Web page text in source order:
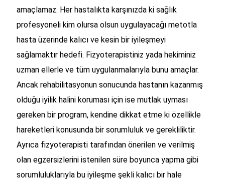
amaçlamaz. Her hastalıkta karşınızda ki sağlık
profesyoneli kim olursa olsun uygulayacağı metotla
hasta üzerinde kalıcı ve kesin bir iyileşmeyi
sağlamaktır hedefi. Fizyoterapistiniz yada hekiminiz
uzman ellerle ve tüm uygulanmalarıyla bunu amaçlar.
Ancak rehabilitasyonun sonucunda hastanın kazanmış
olduğu iyilik halini koruması için ise mutlak uyması
gereken bir program, kendine dikkat etme ki özellikle
hareketleri konusunda bir sorumluluk ve gerekliliktir.
Ayrıca fizyoterapisti tarafından önerilen ve verilmiş
olan egzersizlerini istenilen süre boyunca yapma gibi
sorumluluklarıyla bu iyileşme şekli kalıcı bir hale